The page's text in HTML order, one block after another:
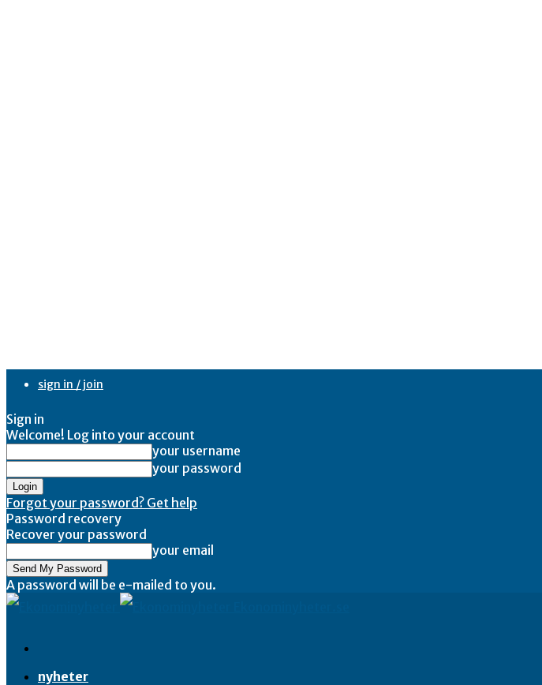
sign in / join
Sign in
Welcome! Log into your account
your username
your password
Forgot your password? Get help
Password recovery
Recover your password
your email
A password will be e-mailed to you.
nyheter